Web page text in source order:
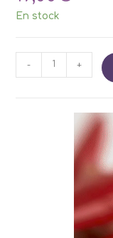
En stock
quantité
- +